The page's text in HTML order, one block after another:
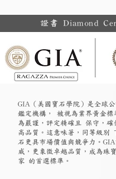
證書 Diamond
GIA（美國寶石學院）是全球
鑑定機構， 被視為業界黃金標
為嚴謹，評定精確且 保守，確
高品質。這意味著，同等級別
石更具市場價值與競爭力。
威，更象徵卓越品質，成為珠
家 的首選標準。